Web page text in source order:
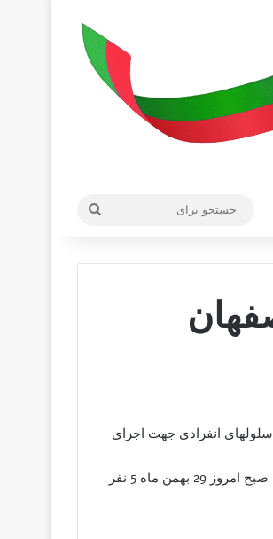
اصفهان،7 زندانی که روز یکشنبه 27 بهمن ماه به سلولهای انفرادی جهت اجرای
در پی انتقال 7 زندانی به سلولهای انفرادی که در روز یکشنبه 27 بهمن ماه صورت گرفت صبح امروز 29 بهمن ماه 5 نفر